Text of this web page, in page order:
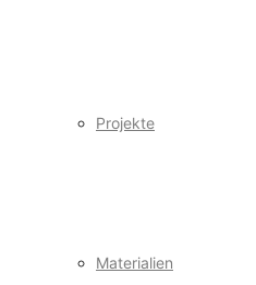
Projekte
Materialien